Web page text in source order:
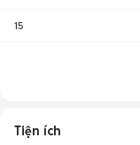
15
Tiện ích